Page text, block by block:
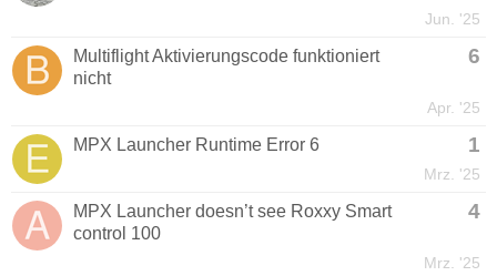
Jun. '25
Multiflight Aktivierungscode funktioniert
nicht
6
Apr. '25
MPX Launcher Runtime Error 6 1
Mrz. '25
MPX Launcher doesn’t see Roxxy Smart
control 100
4
Mrz. '25